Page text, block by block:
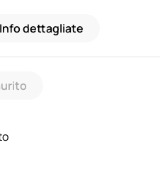
Info dettagliate